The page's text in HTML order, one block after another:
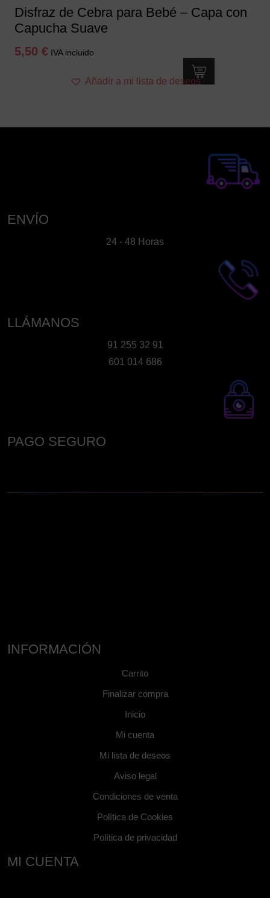
Disfraz de Cebra para Bebé – Capa con
Capucha Suave
5,50 € IVA incluido
producto
variantes.
página
Añadir a mi lista de deseos
ENVÍO
24 - 48 Horas
LLÁMANOS
91 255 32 91
601 014 686
PAGO SEGURO
INFORMACIÓN
Carrito
Finalizar compra
Inicio
Mi cuenta
Mi lista de deseos
Aviso legal
Condiciones de venta
Política de Cookies
Política de privacidad
MI CUENTA